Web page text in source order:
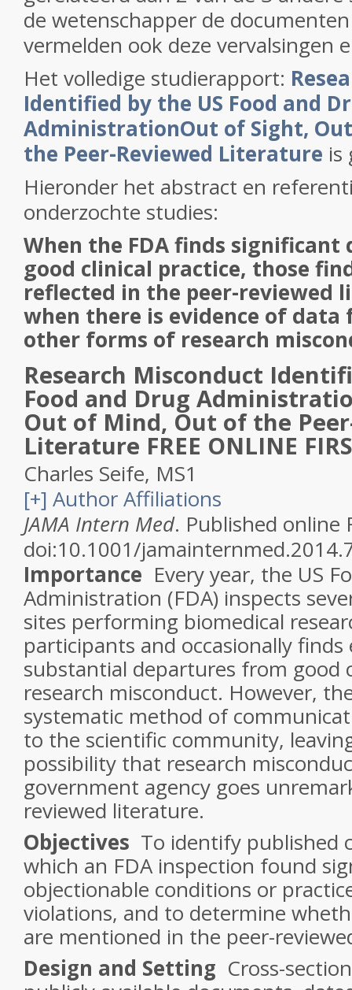
de wetenschapper de
vermelden ook deze vervalsingen
Het volledige studierapport:
Identified by the US Food and
AdministrationOut of Sight,
the Peer-Reviewed Literature is
Hieronder het abstract en
onderzochte studies:
When the FDA finds
good clinical practice, those
reflected in the peer-reviewed
when there is evidence of
other forms of research
Research Misconduct
Food and Drug
Out of Mind, Out of the
Literature FREE ONLINE
Charles Seife, MS1
[+] Author Affiliations
JAMA Intern Med. Published online
doi:10.1001/
Importance Every year, the US
Administration (FDA) inspects
sites performing biomedical
participants and occasionally finds
substantial departures from good
research misconduct. However,
systematic method of
to the scientific community,
possibility that research
government agency goes
reviewed literature.
Objectives To identify published
which an FDA inspection found
objectionable conditions or
violations, and to determine
are mentioned in the peer-
Design and Setting Cross-